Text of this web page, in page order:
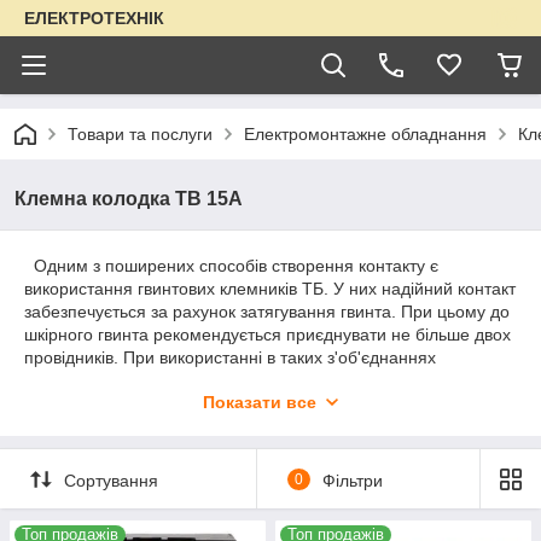
ЕЛЕКТРОТЕХНІК
Товари та послуги Електромонтажне обладнання
Клемна колодка ТB 15А
Одним з поширених способів створення контакту є
використання гвинтових клемників ТБ. У них надійний контакт
забезпечується за рахунок затягування гвинта. При цьому до
шкірного гвинта рекомендується приєднувати не більше двох
провідників. При використанні в таких з'об'єднаннях
облуженія або застосування спеціальних наконечників.
проводів у ланцюгах управління, сигналізації, освітлення і т.
д. Дозволяють з'єднати мідні і алюмінієві провідники між
собою.
Показати все
Сортування 0 Фільтри
Топ продажів Топ продажів